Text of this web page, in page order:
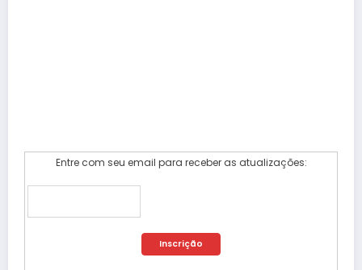
Entre com seu email para receber as atualizações: